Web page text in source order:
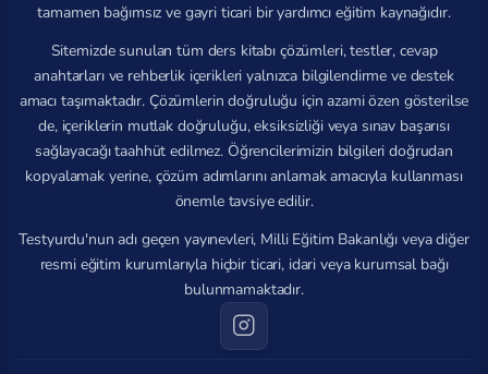
tamamen bağımsız ve gayri ticari bir yardımcı eğitim kaynağıdır.
Sitemizde sunulan tüm ders kitabı çözümleri, testler, cevap
anahtarları ve rehberlik içerikleri yalnızca bilgilendirme ve destek
amacı taşımaktadır. Çözümlerin doğruluğu için azami özen gösterilse
de, içeriklerin mutlak doğruluğu, eksiksizliği veya sınav başarısı
sağlayacağı taahhüt edilmez. Öğrencilerimizin bilgileri doğrudan
kopyalamak yerine, çözüm adımlarını anlamak amacıyla kullanması
önemle tavsiye edilir.
Testyurdu'nun adı geçen yayınevleri, Milli Eğitim Bakanlığı veya diğer
resmi eğitim kurumlarıyla hiçbir ticari, idari veya kurumsal bağı
bulunmamaktadır.